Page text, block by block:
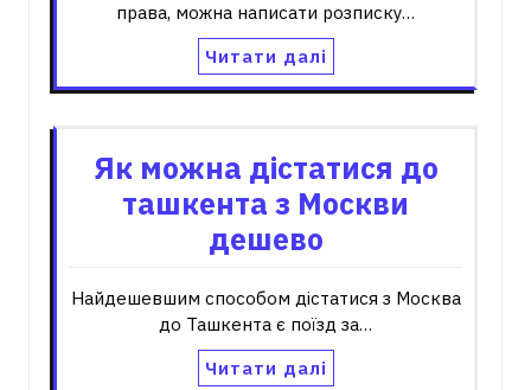
права, можна написати розписку…
Читати далі
Як можна дістатися до
ташкента з Москви
дешево
Найдешевшим способом дістатися з Москва
до Ташкента є поїзд за…
Читати далі